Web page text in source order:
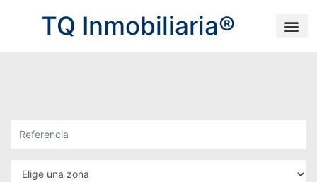
TQ Inmobiliaria®